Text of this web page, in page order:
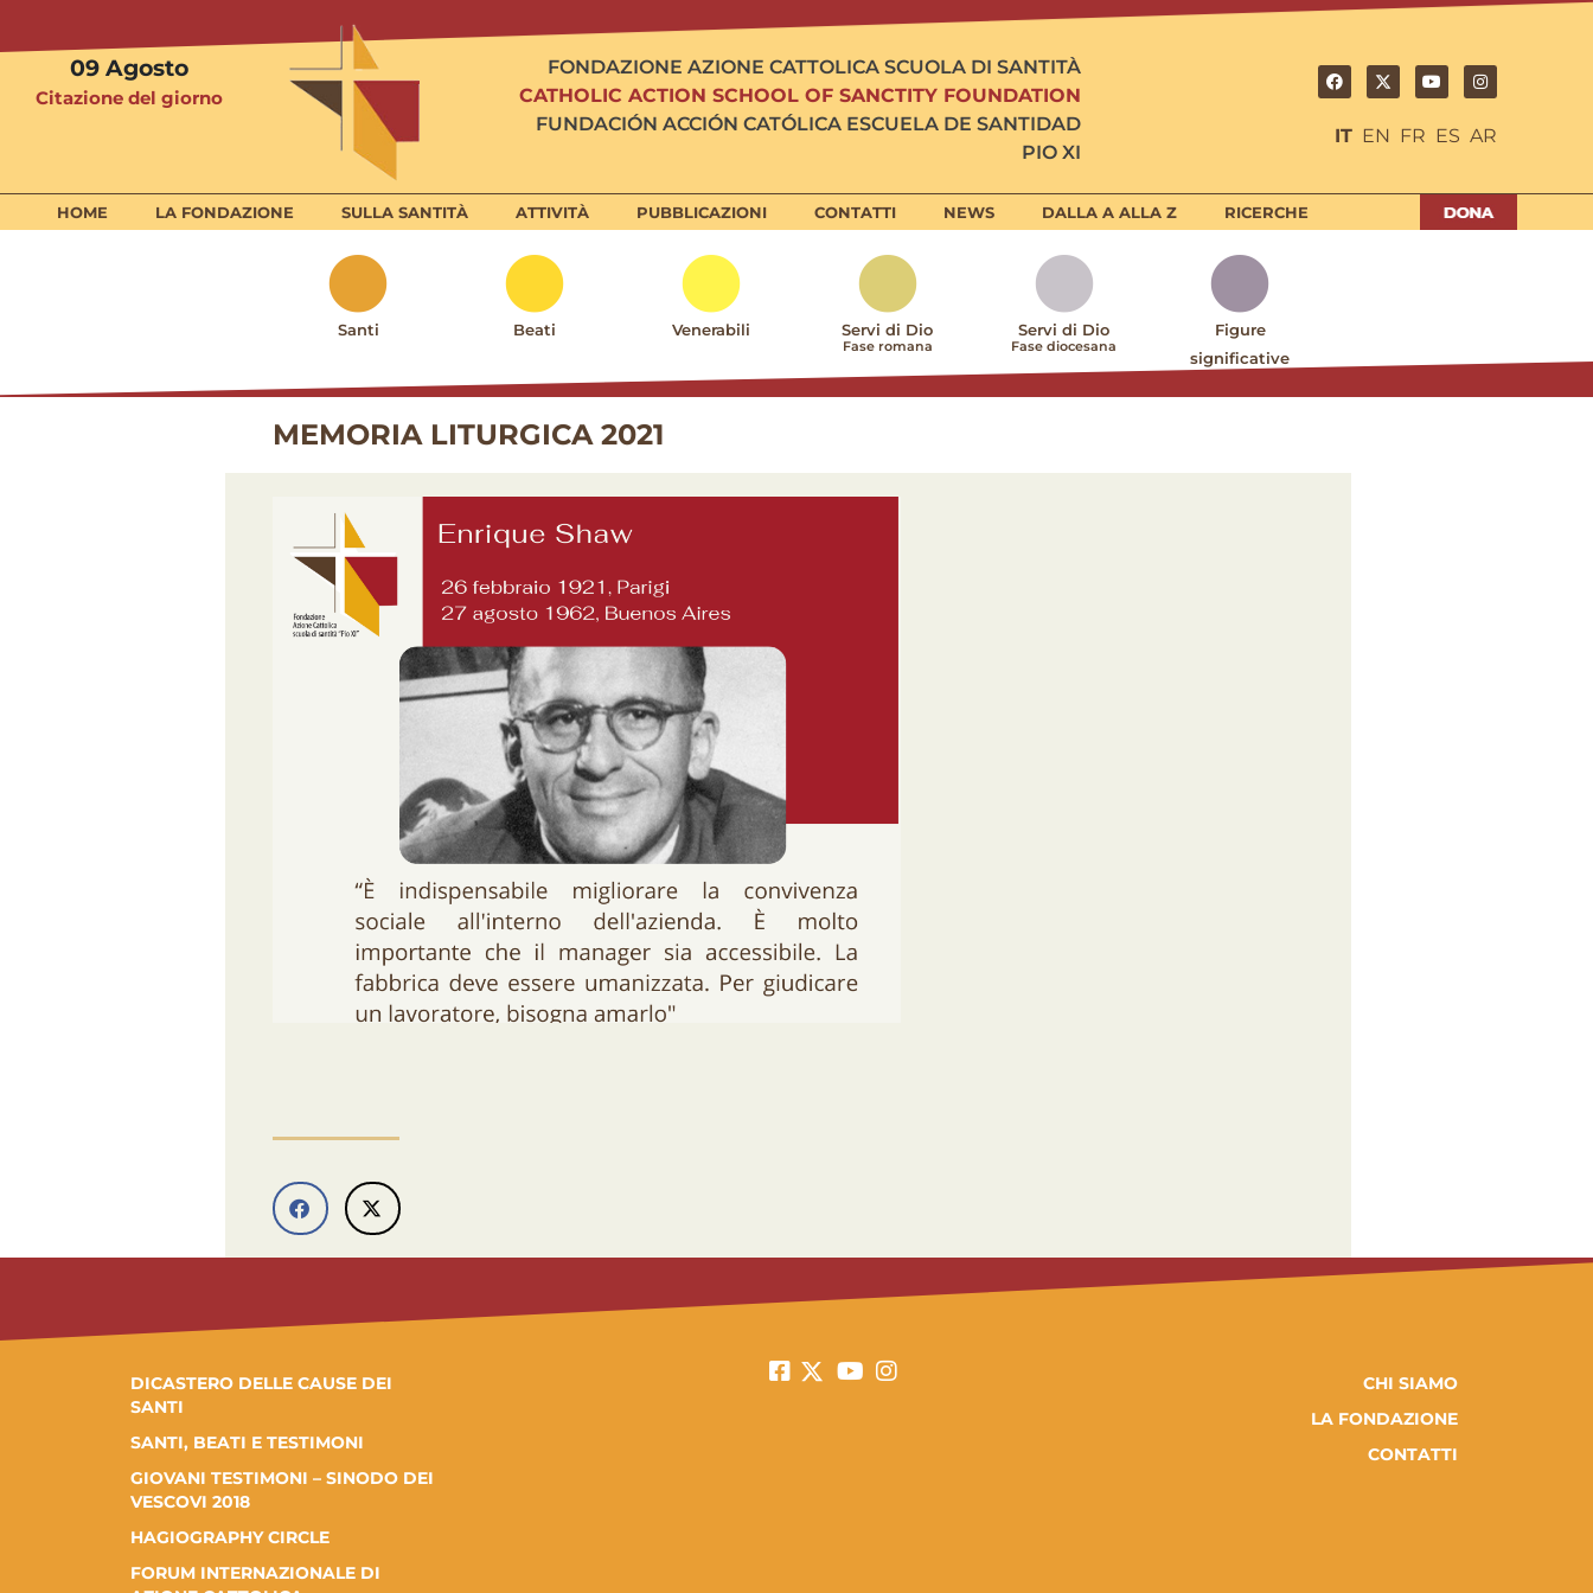
09 Agosto
Citazione del giorno
FONDAZIONE AZIONE CATTOLICA SCUOLA DI SANTITÀ
CATHOLIC ACTION SCHOOL OF SANCTITY FOUNDATION
FUNDACIÓN ACCIÓN CATÓLICA ESCUELA DE SANTIDAD
PIO XI
IT EN FR ES AR
HOME LA FONDAZIONE SULLA SANTITÀ ATTIVITÀ PUBBLICAZIONI CONTATTI NEWS DALLA A ALLA Z RICERCHE
Santi Beati Venerabili Servi di Dio
Fase romana
Servi di Dio
Fase diocesana
Figure
significative
MEMORIA LITURGICA 2021
DICASTERO DELLE CAUSE DEI
SANTI
SANTI, BEATI E TESTIMONI
GIOVANI TESTIMONI – SINODO DEI
VESCOVI 2018
HAGIOGRAPHY CIRCLE
FORUM INTERNAZIONALE DI
CHI SIAMO
LA FONDAZIONE
CONTATTI